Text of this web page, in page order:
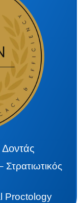
Proctology